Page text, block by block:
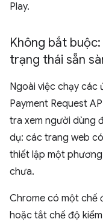
Play.
Không bắt
trạng thái sẵn
Ngoài việc chạy
Payment Request
tra xem người dùng
dụ: các trang web
thiết lập một
chưa.
Chrome có một chế
hoặc tắt chế độ